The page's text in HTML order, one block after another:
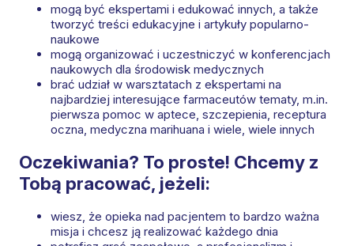
mogą być ekspertami i edukować innych, a także
tworzyć treści edukacyjne i artykuły popularno-
naukowe
mogą organizować i uczestniczyć w konferencjach
naukowych dla środowisk medycznych
brać udział w warsztatach z ekspertami na
najbardziej interesujące farmaceutów tematy, m.in.
pierwsza pomoc w aptece, szczepienia, receptura
oczna, medyczna marihuana i wiele, wiele innych
Oczekiwania? To proste! Chcemy z
Tobą pracować, jeżeli:
wiesz, że opieka nad pacjentem to bardzo ważna
misja i chcesz ją realizować każdego dnia